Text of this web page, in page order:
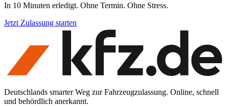
In 10 Minuten erledigt. Ohne Termin. Ohne Stress.
Jetzt Zulassung starten
Deutschlands smarter Weg zur Fahrzeugzulassung. Online, schnell
und behördlich anerkannt.